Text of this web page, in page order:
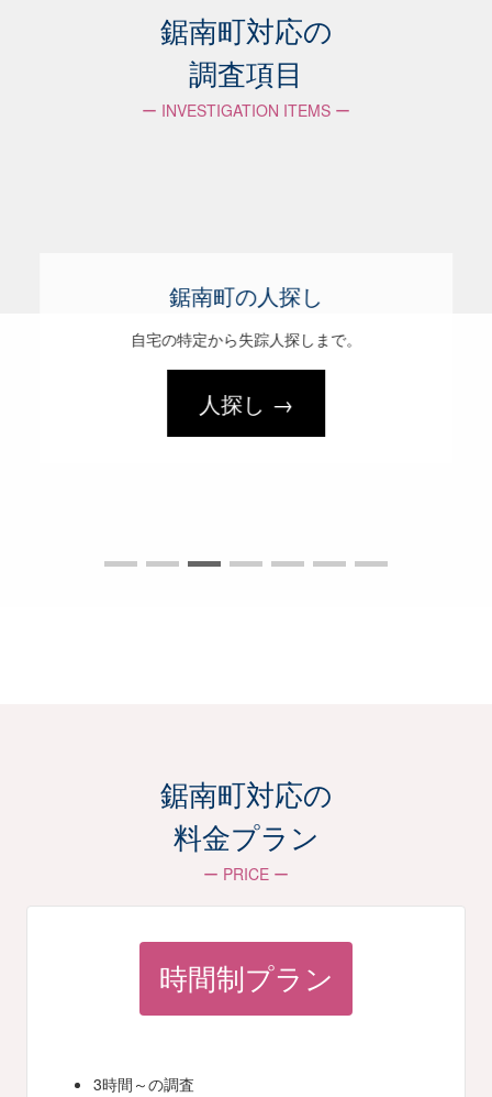
鋸南町対応の
調査項目
ー INVESTIGATION ITEMS ー
鋸南町の人探し
自宅の特定から失踪人探しまで。
人探し →
鋸南町対応の
料金プラン
ー PRICE ー
時間制プラン
3時間～の調査